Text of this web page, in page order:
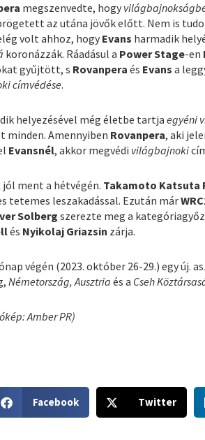
megszenvedte, hogy
az utána jövők előtt. Nem is
volt ahhoz, hogy Evans harmadik
koronázzák. Ráadásul a Power Stage-en
gyűjtött, s Rovanperaés Evansa
címvédése.
helyezésével még életbe tartjaegyéni
minden. Amennyiben Rovanpera, aki
Evansnél, akkor megvédi világbajnoki
jól ment a hétvégén. Takamoto Katsuta
tetemes leszakadással. Ezután már
Solbergszerezte meg a
és Nyikolaj Griazsin zárja.
végén (2023. október 26-29.) egy új.
Németország, Ausztriaés a Cseh
Amber PR)
h
Facebook
h
Twitter